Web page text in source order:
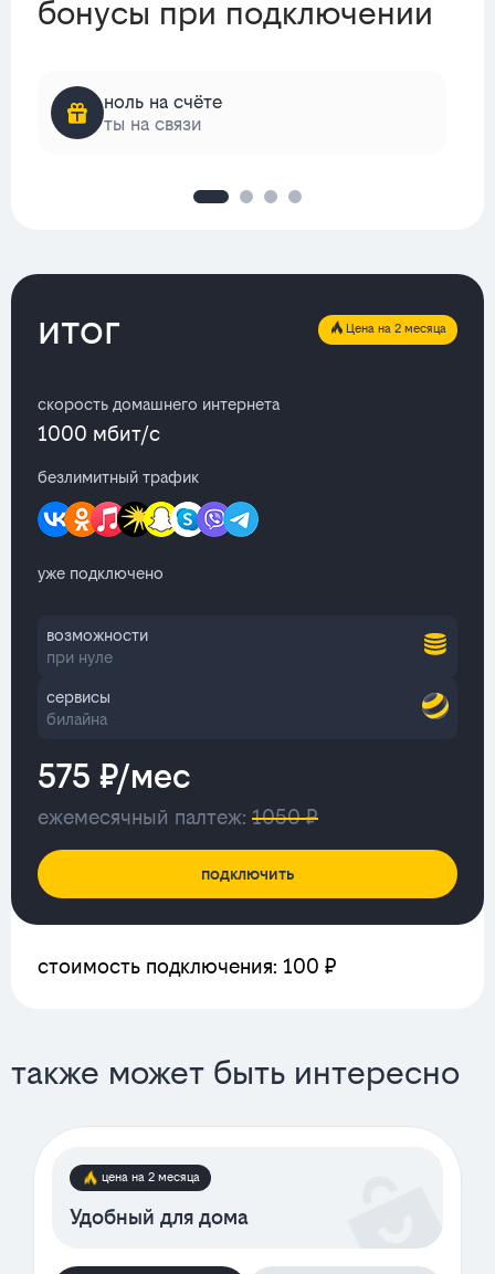
бонусы при подключении
ноль на счёте
ты на связи
итог Цена на 2 месяца
скорость домашнего интернета
1000 мбит/с
безлимитный трафик
уже подключено
возможности
при нуле
сервисы
билайна
575 ₽/мес
ежемесячный палтеж: 1050 ₽
подключить
стоимость подключения: 100 ₽
также может быть интересно
цена на 2 месяца
Удобный для дома